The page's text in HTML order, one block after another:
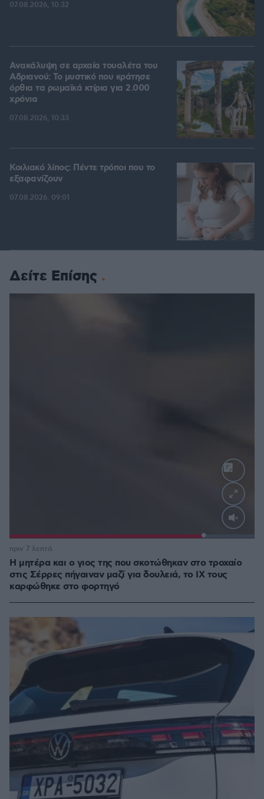
07.08.2026, 10:32
Ανακάλυψη σε αρχαία τουαλέτα του
Αδριανού: Το μυστικό που κράτησε
όρθια τα ρωμαϊκά κτίρια για 2.000
χρόνια
07.08.2026, 10:33
Κοιλιακό λίπος: Πέντε τρόποι που το
εξαφανίζουν
07.08.2026, 09:01
Δείτε Επίσης
Loaded:
Η μητέρα και ο γιος της που σκοτώθηκαν στο τροχαίο
στις Σέρρες πήγαιναν μαζί για δουλειά, το ΙΧ τους
καρφώθηκε στο φορτηγό
πριν 7 λεπτά